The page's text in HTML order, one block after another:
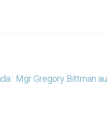
: Mgr Gregory Bittman